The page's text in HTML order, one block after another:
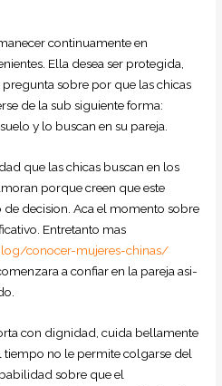
continuamente en
Ella desea ser protegida,
sobre por que las chicas
de la sub siguiente forma:
y lo buscan en su pareja.
que las chicas buscan en los
porque creen que este
decision. Aca el momento sobre
Entretanto mas
conocer-mujeres-chinas/
a confiar en la pareja asi­
con dignidad, cuida bellamente
tiempo no le permite colgarse del
sobre que el